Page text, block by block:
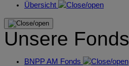
Übersicht
Unsere Fonds
BNPP AM Fonds